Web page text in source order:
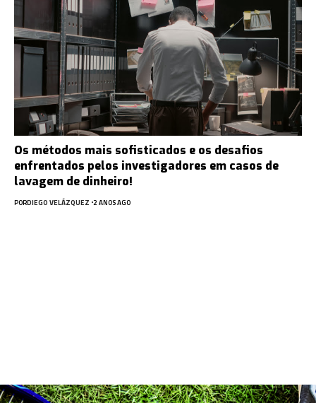
Os métodos mais sofisticados e os desafios
enfrentados pelos investigadores em casos de
lavagem de dinheiro!
PORDIEGO VELÁZQUEZ 2 ANOS AGO